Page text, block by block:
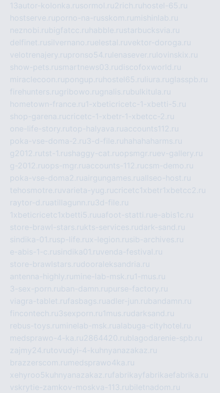
13autor-kolonka.rusormol.ru2rich.ru hostel-65.ru
hostserve.ruporno-na-russkom.ru mishinlab.ru
neznobi.rubigfatcc.ru habble.rustarbucksvia.ru
delfinet.rusilvernano.ruelestal.ruvektor-doroga.ru
velotrenajery.rupronso54.ru lenasever.ru lovinskix.ru
show-pets.rusmartnews03.rudiscofoxworld.ru
miraclecoon.rupongup.ru hostel65.ru liura.ruglasspb.ru
firehunters.rugribowo.rugnalis.rubulkitula.ru
hometown-france.ru1-xbeticricetc-1-xbetti-5.ru
shop-garena.rucricetc-1-xbetr-1-xbetcc-2.ru
one-life-story.rutop-halyava.ruaccounts112.ru
poka-vse-doma-2.ru3-d-file.ru hahahaharms.ru
g2012.rutst-1.rushaggy-cat.ruopsmgr.ruev-gallery.ru
g-2012.ruops-mgr.ruaccounts-112.rucsm-demo.ru
poka-vse-doma2.ruairgungames.ruallseo-host.ru
tehosmotre.ruvarieta-yug.rucricetc1xbetr1xbetcc2.ru
raytor-d.ruatillagunn.ru3d-file.ru
1xbeticricetc1xbetti5.ruuafoot-statti.rue-abis1c.ru
store-brawl-stars.rukts-services.rudark-sand.ru
sindika-01.rusp-life.rux-legion.rusib-archives.ru
e-abis-1-c.rusindika01.ruvenda-festival.ru
store-brawlstars.rudooraleksandria.ru
antenna-highly.ru mine-lab-msk.ru1-mus.ru
3-sex-porn.ruban-damn.rupurse-factory.ru
viagra-tablet.rufasbags.ruadler-jun.rubandamn.ru
fincontech.ru3sexporn.ru1mus.rudarksand.ru
rebus-toys.ru minelab-msk.rualabuga-cityhotel.ru
medsprawo-4-ka.ru2864420.rublagodarenie-spb.ru
zajmy24.rutovudyi-4-kuhnyanazakaz.ru
brazzerscom.ru medsprawo4ka.ru
xehyroo5kuhnyanazakaz.rufabrikayfabrikaefabrika.ru
vskrytie-zamkov-moskva-113.rubiletnadom.ru